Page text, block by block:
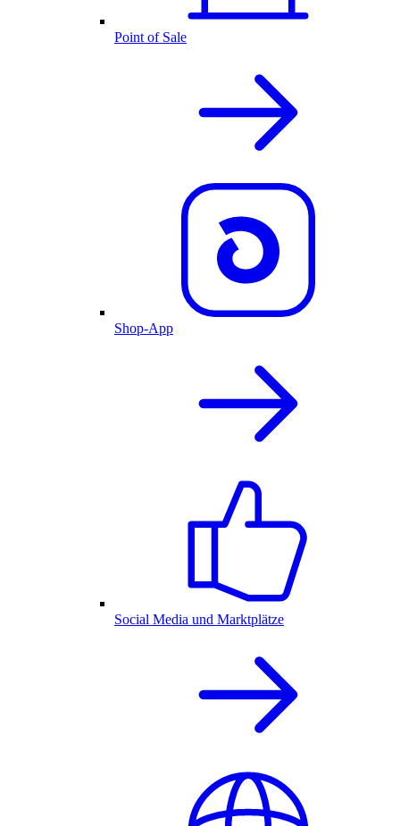
Point of Sale
Shop-App
Social Media und Marktplätze